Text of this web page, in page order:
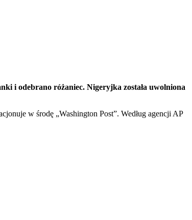
i odebrano różaniec. Nigeryjka została uwolniona
w środę „Washington Post”. Według agencji AP